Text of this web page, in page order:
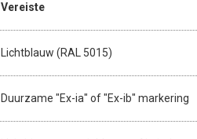
Vereiste
Lichtblauw (RAL 5015)
Duurzame "Ex-ia" of "Ex-ib" markering